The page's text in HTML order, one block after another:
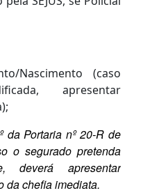
Nascimento (caso
apresentar
da Portaria nº 20-R de
o segurado pretenda
deverá apresentar
da chefia imediata.